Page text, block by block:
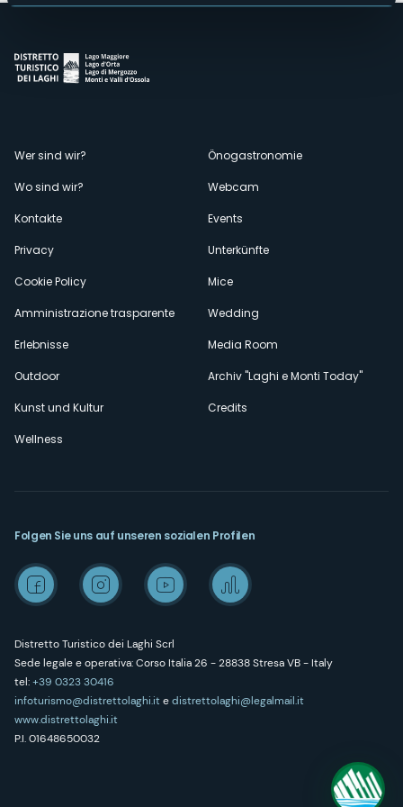
Menù
secondario
Wer sind wir?
Wo sind wir?
Kontakte
Privacy
Cookie Policy
Amministrazione trasparente
Erlebnisse
Outdoor
Kunst und Kultur
Wellness
Önogastronomie
Webcam
Events
Unterkünfte
Mice
Wedding
Media Room
Archiv "Laghi e Monti Today"
Credits
Distretto Turistico dei Laghi Scrl
Sede legale e operativa: Corso Italia 26 - 28838 Stresa VB - Italy
tel:+39 0323 30416
infoturismo@distrettolaghi.itedistrettolaghi@legalmail.it
www.distrettolaghi.it
P.I. 01648650032
Folgen Sie uns auf unseren sozialen Profilen